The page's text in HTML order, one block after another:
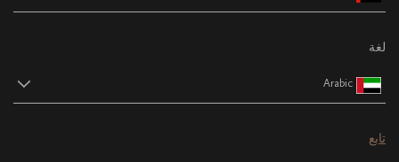
لغة
Arabic
تابع